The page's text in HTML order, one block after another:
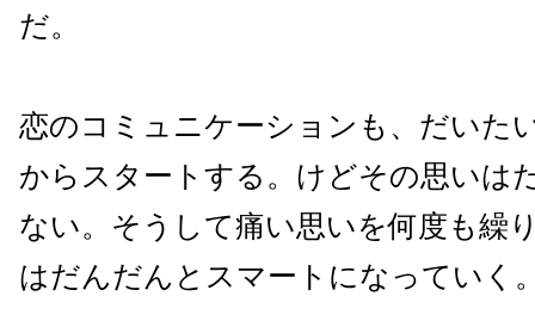
だ。
恋のコミュニケーションも、だいた
からスタートする。けどその思いは
ない。そうして痛い思いを何度も繰
はだんだんとスマートになっていく